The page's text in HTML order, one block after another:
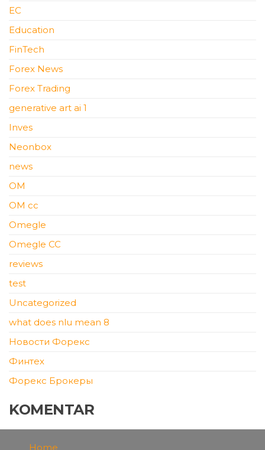
EC
Education
FinTech
Forex News
Forex Trading
generative art ai 1
Inves
Neonbox
news
OM
OM cc
Omegle
Omegle CC
reviews
test
Uncategorized
what does nlu mean 8
Новости Форекс
Финтех
Форекс Брокеры
KOMENTAR
Home